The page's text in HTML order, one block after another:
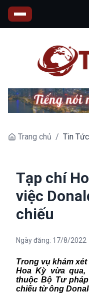
Trang chủ / Tin Tức
Tạp chí
việc
chiếu
Ngày đăng: 17/8/2022
Trong vụ khám
Hoa Kỳ vừa
thuộc Bộ Tư
chiếu từ ông